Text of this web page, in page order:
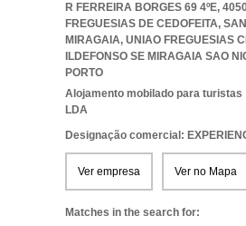
R FERREIRA BORGES 69 4ºE,
FREGUESIAS DE CEDOFEITA,
MIRAGAIA, UNIAO FREGUESIAS
ILDEFONSO SE MIRAGAIA SAO
PORTO
Alojamento mobilado para turistas
LDA
Designação comercial:
Ver empresa Ver no Mapa
Matches in the search for: